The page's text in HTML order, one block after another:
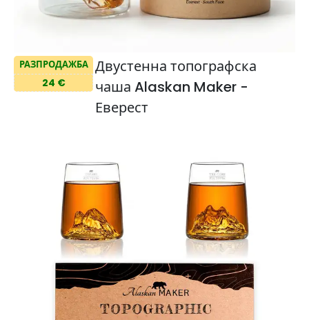
РАЗПРОДАЖБА
24 €
Двустенна топографска
чаша Alaskan Maker -
Еверест